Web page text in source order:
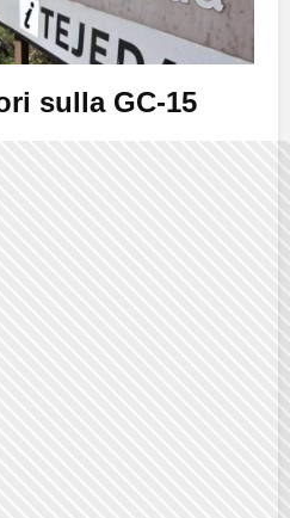
sulla GC-15